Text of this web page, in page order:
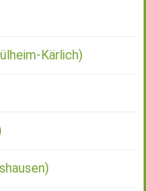
Kärlich)